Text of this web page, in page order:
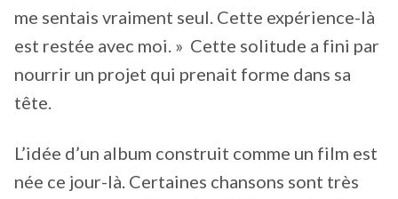
me sentais vraiment seul. Cette expérience-là
est restée avec moi. » Cette solitude a fini par
nourrir un projet qui prenait forme dans sa
tête.
L’idée d’un album construit comme un film est
née ce jour-là. Certaines chansons sont très